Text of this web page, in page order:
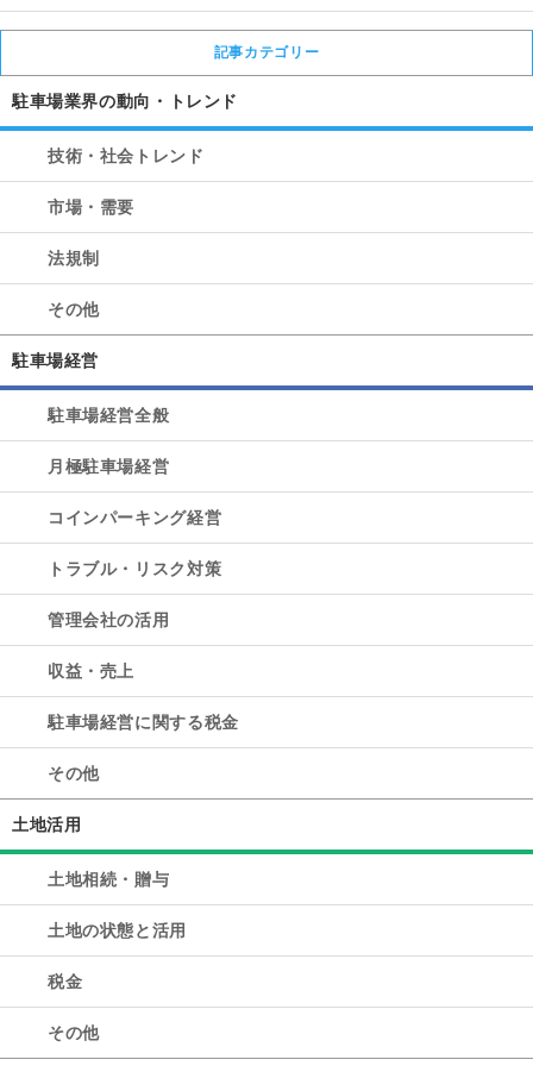
記事カテゴリー
駐車場業界の動向・トレンド
技術・社会トレンド
市場・需要
法規制
その他
駐車場経営
駐車場経営全般
月極駐車場経営
コインパーキング経営
トラブル・リスク対策
管理会社の活用
収益・売上
駐車場経営に関する税金
その他
土地活用
土地相続・贈与
土地の状態と活用
税金
その他